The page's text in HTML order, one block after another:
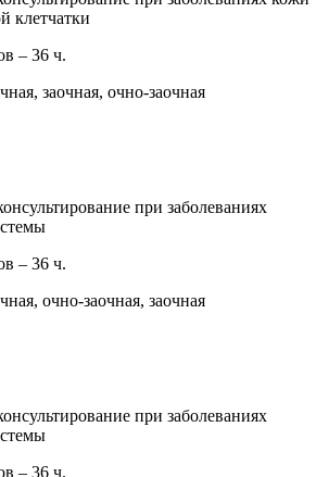
клетчатки
– 36 ч.
заочная, очно-заочная
при заболеваниях
– 36 ч.
очно-заочная, заочная
при заболеваниях
– 36 ч.